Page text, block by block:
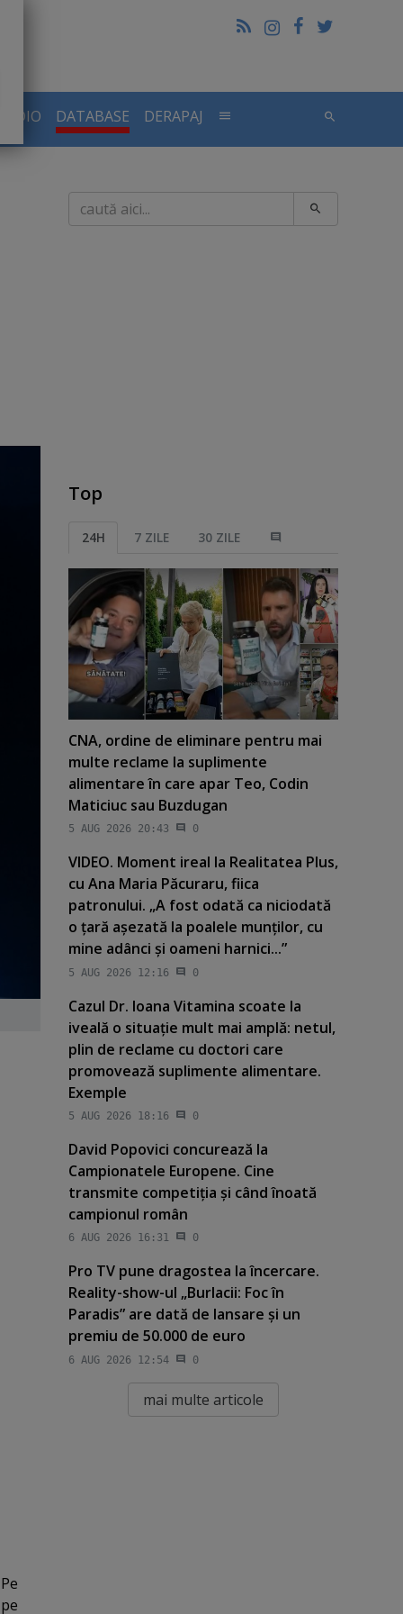
DATABASE DERAPAJ
Caută
Top
24H 7 ZILE 30 ZILE
CNA, ordine de eliminare pentru mai
multe reclame la suplimente
alimentare în care apar Teo, Codin
Maticiuc sau Buzdugan
5 AUG 2026 20:43 0
VIDEO. Moment ireal la Realitatea Plus,
cu Ana Maria Păcuraru, fiica
patronului. „A fost odată ca niciodată
o ţară aşezată la poalele munţilor, cu
mine adânci şi oameni harnici...”
5 AUG 2026 12:16 0
Cazul Dr. Ioana Vitamina scoate la
iveală o situaţie mult mai amplă: netul,
plin de reclame cu doctori care
promovează suplimente alimentare.
Exemple
5 AUG 2026 18:16 0
David Popovici concurează la
Campionatele Europene. Cine
transmite competiţia şi când înoată
campionul român
6 AUG 2026 16:31 0
Pro TV pune dragostea la încercare.
Reality-show-ul „Burlacii: Foc în
Paradis” are dată de lansare şi un
premiu de 50.000 de euro
6 AUG 2026 12:54 0
mai multe articole